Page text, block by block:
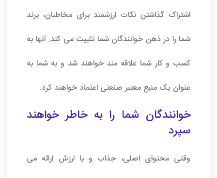
اشتراک گذاشتن نکات ارزشمند برای مخاطبان، برند
شما را در ذهن خوانندگان شما تثبیت می کند. آنها به
کسب و کار شما علاقه مند خواهند شد و به شما به
عنوان یک منبع معتبر صنعتی اعتماد خواهند کرد.
خوانندگان شما را به خاطر خواهند
سپرد
وقتی محتوای اصلی، جذاب و با ارزش ارائه می